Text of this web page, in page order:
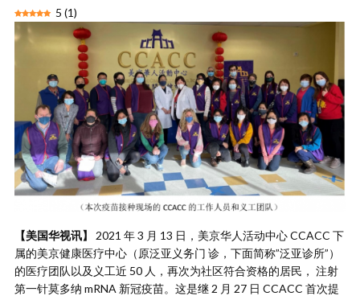
5 (1)
【美国华视讯】
2021 年 3 月 13 日，美京华人活动中心 CCACC 下
属的美京健康医疗中心（原泛亚义务门 诊，下面简称”泛亚诊所”）
的医疗团队以及义工近 50 人，再次为社区符合资格的居民， 注射
第一针莫多纳 mRNA 新冠疫苗。这是继 2 月 27 日 CCACC 首次提